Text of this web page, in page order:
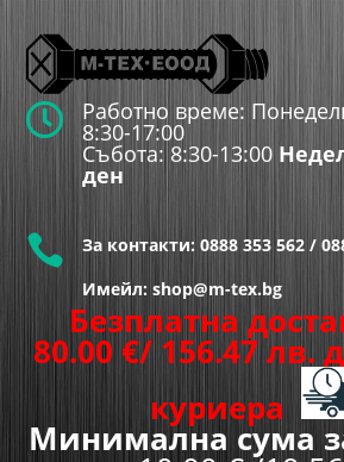
 Работно време:
8:30-17:00
Събота: 8:30-13:00
ден
 За контакти: 0888 353 562 /
Имейл: shop@m-tex.bg
Безплатна
80.00 €/ 156.47 лв.
куриера
Минимална сума